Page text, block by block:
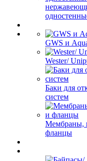
GWS и
Wester/
Баки для
систем
Мембраны,
фланцы